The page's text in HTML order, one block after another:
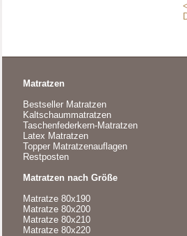
Matratzen
Bestseller Matratzen
Kaltschaummatratzen
Taschenfederkern-Matratzen
Latex Matratzen
Topper Matratzenauflagen
Restposten
Matratzen nach Größe
Matratze 80x190
Matratze 80x200
Matratze 80x210
Matratze 80x220